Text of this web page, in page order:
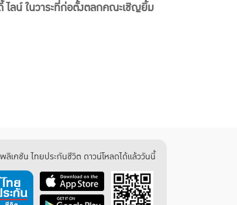
ลน์ ในวาระที่ก่อตั้งตลกคณะเชิญยิ้ม
ลิเคชัน ไทยประกันชีวิต ดาวน์โหลดได้แล้ววันนี้